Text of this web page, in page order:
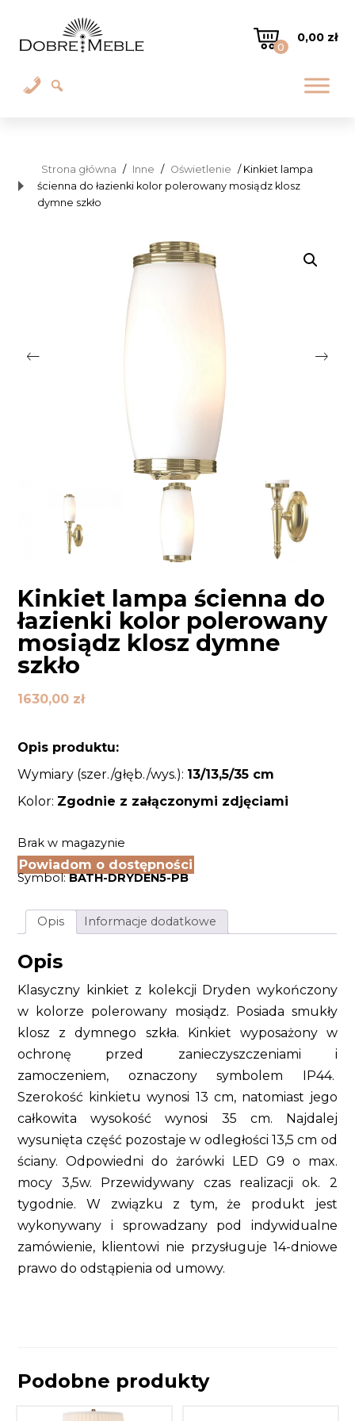
0
0,00 zł
Strona główna / Inne / Oświetlenie / Kinkiet lampa
ścienna do łazienki kolor polerowany mosiądz klosz
dymne szkło
Kinkiet lampa ścienna do
łazienki kolor polerowany
mosiądz klosz dymne
szkło
1630,00 zł
Opis produktu:
Wymiary (szer./głęb./wys.): 13/13,5/35 cm
Kolor: Zgodnie z załączonymi zdjęciami
Brak w magazynie
Powiadom o dostępności
Symbol:BATH-DRYDEN5-PB
Opis Informacje dodatkowe
Opis
Klasyczny kinkiet z kolekcji Dryden wykończony
w kolorze polerowany mosiądz. Posiada smukły
klosz z dymnego szkła. Kinkiet wyposażony w
ochronę przed zanieczyszczeniami i
zamoczeniem, oznaczony symbolem IP44.
Szerokość kinkietu wynosi 13 cm, natomiast jego
całkowita wysokość wynosi 35 cm. Najdalej
wysunięta część pozostaje w odległości 13,5 cm od
ściany. Odpowiedni do żarówki LED G9 o max.
mocy 3,5w. Przewidywany czas realizacji ok. 2
tygodnie. W związku z tym, że produkt jest
wykonywany i sprowadzany pod indywidualne
zamówienie, klientowi nie przysługuje 14-dniowe
prawo do odstąpienia od umowy.
Podobne produkty